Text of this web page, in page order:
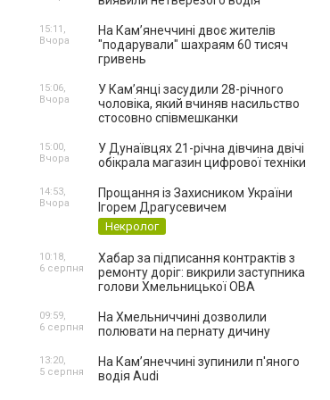
На Камʼянеччині двоє жителів
"подарували" шахраям 60 тисяч
гривень
15:11,
Вчора
У Камʼянці засудили 28-річного
чоловіка, який вчиняв насильство
стосовно співмешканки
15:06,
Вчора
У Дунаївцях 21-річна дівчина двічі
обікрала магазин цифрової техніки
15:00,
Вчора
Прощання із Захисником України
Ігорем Драгусевичем
Некролог
14:53,
Вчора
Хабар за підписання контрактів з
ремонту доріг: викрили заступника
голови Хмельницької ОВА
10:18,
6 серпня
На Хмельниччині дозволили
полювати на пернату дичину
09:59,
6 серпня
На Камʼянеччині зупинили п'яного
водія Audi
13:20,
5 серпня